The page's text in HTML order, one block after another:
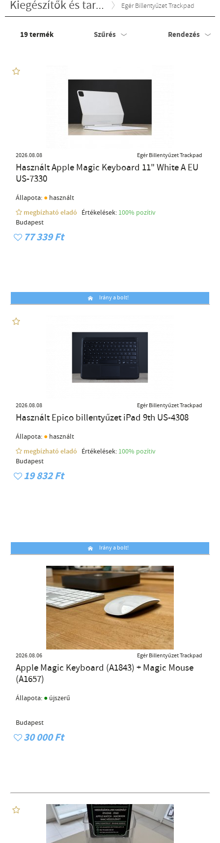
Kiegészítők és tartozékok Egér Billentyűzet Trackpad
19termék Szűrés Rendezés
2026.08.08 Egér Billentyűzet Trackpad
Használt Apple Magic Keyboard 11" White A EU
US-7330
Állapota: ● használt
megbízható eladó
Értékelések: 100% pozítiv
Budapest
77 339 Ft
Irány a bolt!
2026.08.08 Egér Billentyűzet Trackpad
Használt Epico billentyűzet iPad 9th US-4308
Állapota: ● használt
megbízható eladó
Értékelések: 100% pozítiv
Budapest
19 832 Ft
Irány a bolt!
2026.08.06 Egér Billentyűzet Trackpad
Apple Magic Keyboard (A1843) + Magic Mouse
(A1657)
Állapota: ● újszerű
Budapest
30 000 Ft